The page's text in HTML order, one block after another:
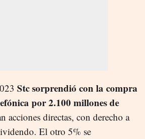
Stc sorprendió con la compra
por 2.100 millones de
acciones directas, con derecho a
El otro 5% se